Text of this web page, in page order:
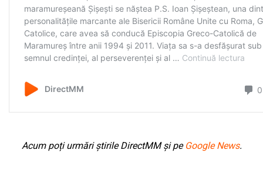
Acum poți urmări știrile DirectMM și pe Google News.